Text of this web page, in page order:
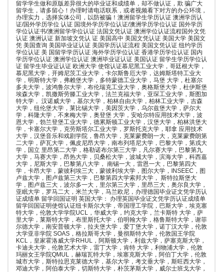
留学学生做和原版差异很大的毕业证和成绩单，却不做认证，欺 骗广大
留学生，请多留心！办理时请电话联系，或者视频看下对方的办公环境，
办理实力，选择实体公司，以防被骗！澳洲留学生学历认证 澳洲学历认
证/国外学历学位 认证 国境外学历学位认证/澳洲学历学位认证 国外学历
学位认证书/澳洲留学学位认证 法国文凭认证 澳洲学位认证流程国外文凭
认证 澳洲认证 新加坡文凭认 证 美国高中 美国文凭认证 美国大学 美国文
凭 美国查询 美国毕业证认证 美国学历认证流程 美国文凭认证 纽约学历
学位认证 美 国留学学历认证 海外学历学位认证 香港学历学位认证 国内
学历学位认证 澳洲学位认证 澳洲毕业证认证 美国认证 留学生学历学位认
证 留学生毕业证认证 欧洲大学 使馆认证慕尼黑工业大学，哥廷根大学，
慕尼黑大学，开姆尼茨工业大学，卡尔斯鲁厄大学，达姆斯塔特工业大
学，明斯特大学，弗赖堡大学，多特蒙德工业大学，马堡 大学，杜塞尔
多夫大学，波鸿鲁尔大学，布伦瑞克工业大学，奥格斯堡大学，杜伊斯堡
埃森大学，凯撒斯劳滕工业大学，法兰克福大学，亚琛工业大学，斯图加
特大学， 汉诺威大学，基尔大学，柏林自由大学，柏林工业大学，吉森
大学，纽伦堡大学，莱比锡大学，美因茨大学，乌尔兹堡大学，萨尔大
学，科隆大学，不来梅大学，奥登堡 大学，安哈尔特应用技术大学，波
恩大学，勃兰登堡工业大学，德累斯顿工业大学，汉堡大学，柏林洪堡大
学，卡塞尔大学，克劳斯塔尔工业大学，罗斯托克大学，耶拿 应用技术
大学，汉堡音乐和戏剧学院，鲁昂大学，克莱蒙费朗一大，克莱蒙费朗第
二大学，萨瓦大学，佩皮尼昂大学，南布列塔尼大学，巴黎大学，第戎大
学，国立 里昂第二大学，格勒诺布尔第三大学，凡尔赛大学，巴黎第九
大学，马赛大学，昂热大学，贝桑松大学，波城大学，滨海大学，科西嘉
大学，尼斯大学，巴黎第八大学， 南锡一大，雷恩一大，巴黎第四大
学，卡昂大学，蒙彼利埃三大，蒙彼利埃大学，图尔大学，INSEEC，图
卢兹大学，图卢兹第三大学，巴黎第四大学索邦大学， 斯特拉斯堡大
学，图卢兹三大，波尔多一大，里尔第三大学，里昂三大，奥尔良大学，
亚眠大学，罗马二大，米兰大学，马兰欧尼，办理德国毕业证文凭学历认
证成绩单 留学回国证明 英国大学： 办理英国毕业证文凭学历认证成绩单
留学回国证明使馆认证纽卡斯尔大学，帝国理工学院，巴斯大学，埃克塞
特大学，伦敦大学学院UCL，华威大学，约克大学，兰卡斯特 大学，萨
里大学，莱斯特大学，布里斯托大学，伯明翰大学，格鲁斯特大学，谢菲
尔德大学，南安普顿大学，拉夫堡大学，爱丁堡大学，诺丁汉大学，伦敦
大学亚非学院 SOAS，格拉斯哥大学，曼彻斯特大学，伦敦国王学院
KCL，皇家霍洛威大学RHUL，阿斯顿大学，利兹大学，萨塞克斯大学，
卡迪夫大学，伦敦艺术大学，雷丁大学，肯特 大学，利物浦大学，伦敦
玛丽女王学院QMUL，赫瑞瓦特大学，埃塞克斯大学，阿伯丁大学，伦敦
城市大学，斯特拉思克莱德大学，基尔大学，考文垂大学，斯旺西大学，
邓迪大学，阿伯泰大学，切斯特大学，朴茨茅斯大学，威尔士班戈大学，